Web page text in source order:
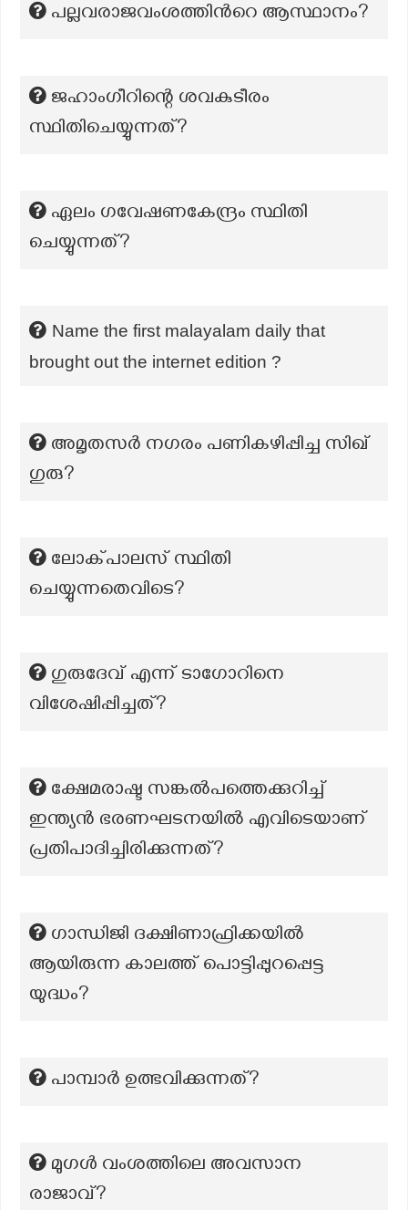
പല്ലവരാജവംശത്തിന്‍റെ ആസ്ഥാനം?
ജഹാംഗീറിന്റെ ശവകുടീരം
സ്ഥിതിചെയ്യുന്നത്?
ഏലം ഗവേഷണകേന്ദ്രം സ്ഥിതി
ചെയ്യുന്നത്?
Name the first malayalam daily that
brought out the internet edition ?
അമൃതസർ നഗരം പണികഴിപ്പിച്ച സിഖ്
ഗുരു?
ലോക്പാലസ് സ്ഥിതി
ചെയ്യുന്നതെവിടെ?
ഗുരുദേവ് എന്ന് ടാഗോറിനെ
വിശേഷിപ്പിച്ചത്?
ക്ഷേമരാഷ്ട സങ്കൽപത്തെക്കുറിച്ച്
ഇന്ത്യൻ ഭരണഘടനയിൽ എവിടെയാണ്
പ്രതിപാദിച്ചിരിക്കുന്നത്?
ഗാന്ധിജി ദക്ഷിണാഫ്രിക്കയിൽ
ആയിരുന്ന കാലത്ത് പൊട്ടിപ്പുറപ്പെട്ട
യുദ്ധം?
പാമ്പാർ ഉത്ഭവിക്കുന്നത്?
മുഗൾ വംശത്തിലെ അവസാന
രാജാവ്?